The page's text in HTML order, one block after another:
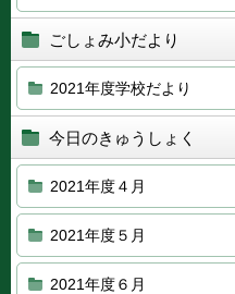
ごしょみ小だより
2021年度学校だより
今日のきゅうしょく
2021年度４月
2021年度５月
2021年度６月